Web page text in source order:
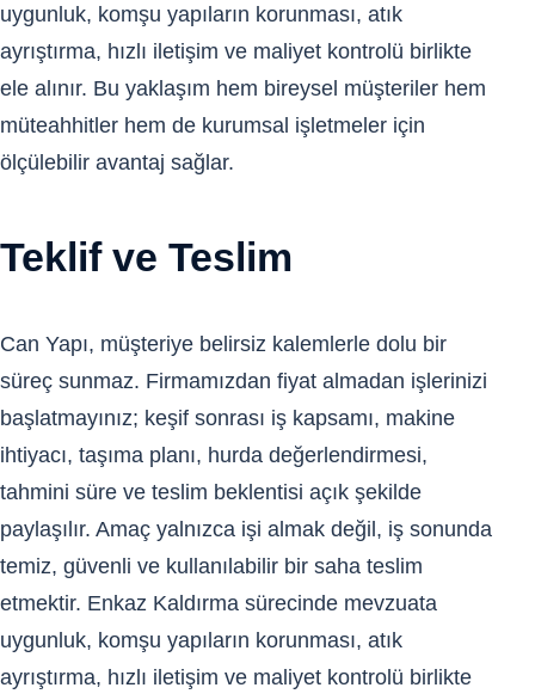
uygunluk, komşu yapıların korunması, atık
ayrıştırma, hızlı iletişim ve maliyet kontrolü birlikte
ele alınır. Bu yaklaşım hem bireysel müşteriler hem
müteahhitler hem de kurumsal işletmeler için
ölçülebilir avantaj sağlar.
Teklif ve Teslim
Can Yapı, müşteriye belirsiz kalemlerle dolu bir
süreç sunmaz. Firmamızdan fiyat almadan işlerinizi
başlatmayınız; keşif sonrası iş kapsamı, makine
ihtiyacı, taşıma planı, hurda değerlendirmesi,
tahmini süre ve teslim beklentisi açık şekilde
paylaşılır. Amaç yalnızca işi almak değil, iş sonunda
temiz, güvenli ve kullanılabilir bir saha teslim
etmektir. Enkaz Kaldırma sürecinde mevzuata
uygunluk, komşu yapıların korunması, atık
ayrıştırma, hızlı iletişim ve maliyet kontrolü birlikte